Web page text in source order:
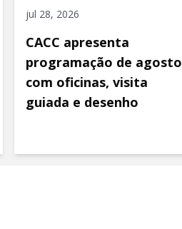
jul 28, 2026
CACC apresenta
programação de agosto
com oficinas, visita
guiada e desenho